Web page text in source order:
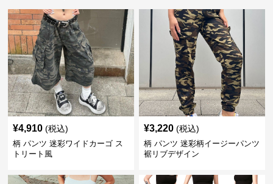
¥4,910 (税込)
柄 パンツ 迷彩ワイドカーゴ ス
トリート風
¥3,220 (税込)
柄 パンツ 迷彩柄イージーパンツ
裾リブデザイン